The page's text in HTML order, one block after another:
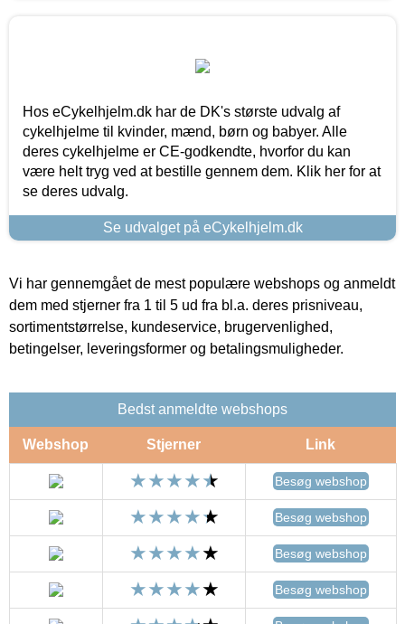
Hos eCykelhjelm.dk har de DK's største udvalg af
cykelhjelme til kvinder, mænd, børn og babyer. Alle
deres cykelhjelme er CE-godkendte, hvorfor du kan
være helt tryg ved at bestille gennem dem. Klik her for at
se deres udvalg.
Se udvalget på eCykelhjelm.dk
Vi har gennemgået de mest populære webshops og anmeldt
dem med stjerner fra 1 til 5 ud fra bl.a. deres prisniveau,
sortimentstørrelse, kundeservice, brugervenlighed,
betingelser, leveringsformer og betalingsmuligheder.
Bedst anmeldte webshops
Webshop Stjerner Link
Besøg webshop
Besøg webshop
Besøg webshop
Besøg webshop